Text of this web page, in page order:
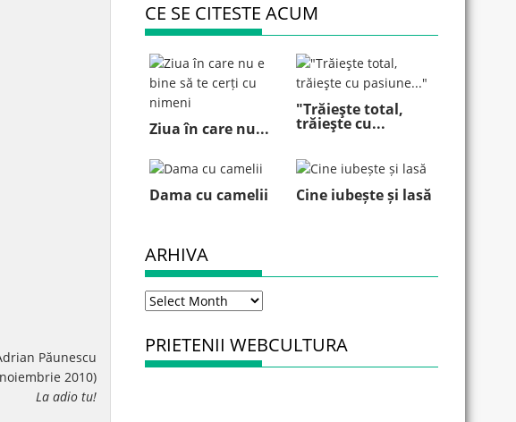
Păunescu
2010)
La adio tu!
CE SE CITESTE ACUM
Ziua în care nu...
"Trăieşte total,
trăieşte cu...
Dama cu camelii Cine iubește și lasă
ARHIVA
Arhiva
PRIETENII WEBCULTURA